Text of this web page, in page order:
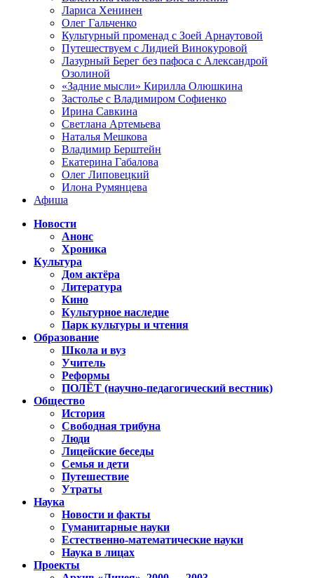
Лариса Хенинен
Олег Гальченко
Культурный променад с Зоей Арнаутовой
Путешествуем с Лидией Винокуровой
Лазурный Берег без пафоса с Александрой
Озолиной
«Задние мысли» Кирилла Олюшкина
Застолье с Владимиром Софиенко
Ирина Савкина
Светлана Артемьева
Наталья Мешкова
Владимир Берштейн
Екатерина Габалова
Олег Липовецкий
Илона Румянцева
Афиша
Новости
Анонс
Хроника
Культура
Дом актёра
Литература
Кино
Культурное наследие
Парк культуры и чтения
Образование
Школа и вуз
Учитель
Реформы
ПОЛЁТ (научно-педагогический вестник)
Общество
История
Свободная трибуна
Люди
Лицейские беседы
Семья и дети
Путешествие
Утраты
Наука
Новости и факты
Гуманитарные науки
Естественно-математические науки
Наука в лицах
Проекты